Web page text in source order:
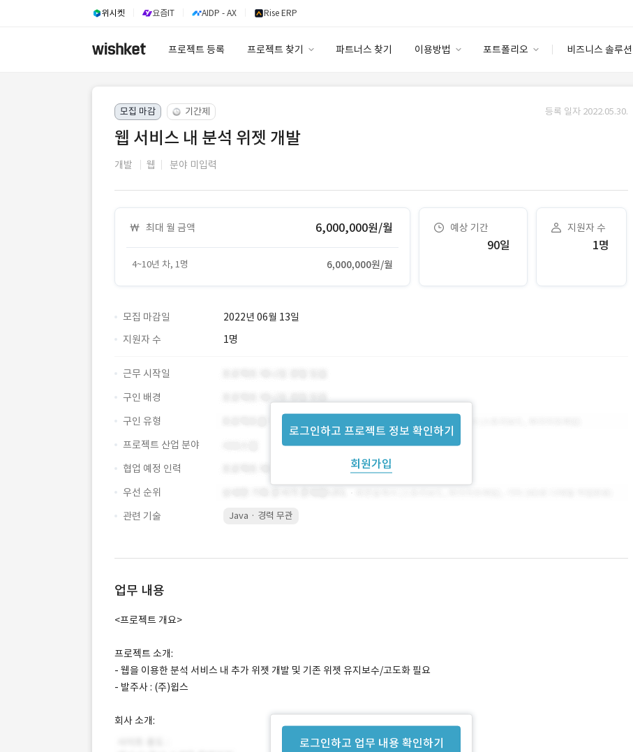
위시켓 요즘IT AIDP - AX Rise ERP
프로젝트 등록 프로젝트 찾기 파트너스 찾기 이용방법 포트폴리오 비즈니스 솔루션
안심 코드 케어
모집 마감 기간제 등록 일자 2022.05.30.
웹 서비스 내 분석 위젯 개발
개발 웹 분야 미입력
최대 월 금액 6,000,000원/월
4~10년 차, 1명 6,000,000원/월
예상 기간
90일
지원자 수
1명
모집 마감일
2022년 06월 13일
지원자 수
1명
로그인하고 프로젝트 정보 확인하기
회원가입
근무 시작일
구인 배경
구인 유형
프로젝트 산업 분야
협업 예정 인력
우선 순위
관련 기술
Java · 경력 무관
업무 내용
로그인하고 업무 내용 확인하기
<프로젝트 개요>
프로젝트 소개:
- 웹을 이용한 분석 서비스 내 추가 위젯 개발 및 기존 위젯 유지보수/고도화 필요
- 발주사 : (주)윕스
회사 소개: